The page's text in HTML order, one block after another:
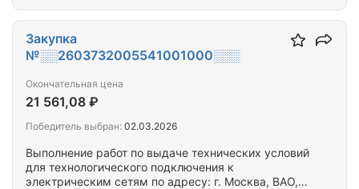
Выполнение работ по выдаче технических условий
для технологического подключения к
электрическим сетям по адресу: г. Москва, ВАО,
Закупка
№░░2603732005541001000░░░
Окончательная цена
21 561,08 ₽
Победитель выбран: 02.03.2026